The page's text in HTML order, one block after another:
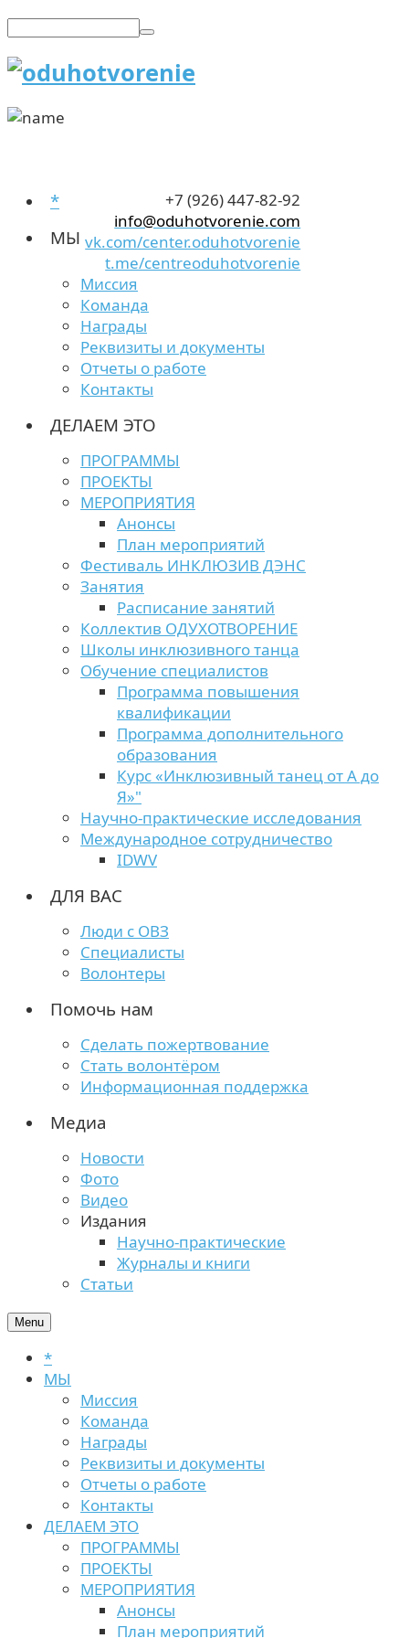
+7 (926) 447-82-92
info@oduhotvorenie.com
vk.com/center.oduhotvorenie
t.me/centreoduhotvorenie
*
МЫ
Миссия
Команда
Награды
Реквизиты и документы
Отчеты о работе
Контакты
ДЕЛАЕМ ЭТО
ПРОГРАММЫ
ПРОЕКТЫ
МЕРОПРИЯТИЯ
Анонсы
План мероприятий
Фестиваль ИНКЛЮЗИВ ДЭНС
Занятия
Расписание занятий
Коллектив ОДУХОТВОРЕНИЕ
Школы инклюзивного танца
Обучение специалистов
Программа повышения
квалификации
Программа дополнительного
образования
Курс «Инклюзивный танец от А до
Я»"
Научно-практические исследования
Международное сотрудничество
IDWV
ДЛЯ ВАС
Люди с ОВЗ
Специалисты
Волонтеры
Помочь нам
Сделать пожертвование
Стать волонтёром
Информационная поддержка
Медиа
Новости
Фото
Видео
Издания
Научно-практические
Журналы и книги
Статьи
Menu
*
МЫ
Миссия
Команда
Награды
Реквизиты и документы
Отчеты о работе
Контакты
ДЕЛАЕМ ЭТО
ПРОГРАММЫ
ПРОЕКТЫ
МЕРОПРИЯТИЯ
Анонсы
План мероприятий